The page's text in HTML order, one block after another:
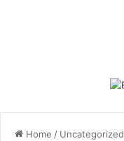
Home / Uncategorized